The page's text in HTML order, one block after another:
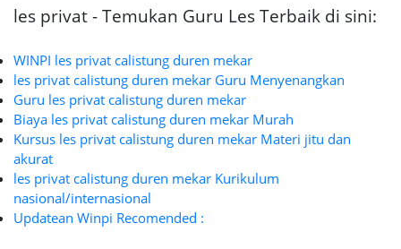
les privat - Temukan Guru Les Terbaik di sini:
WINPI les privat calistung duren mekar
les privat calistung duren mekar Guru Menyenangkan
Guru les privat calistung duren mekar
Biaya les privat calistung duren mekar Murah
Kursus les privat calistung duren mekar Materi jitu dan
akurat
les privat calistung duren mekar Kurikulum
nasional/internasional
Updatean Winpi Recomended :